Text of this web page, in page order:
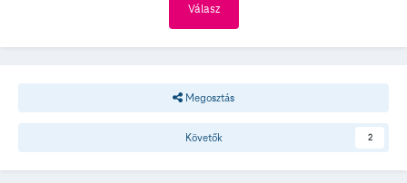
Válasz
Megosztás
Követők 2